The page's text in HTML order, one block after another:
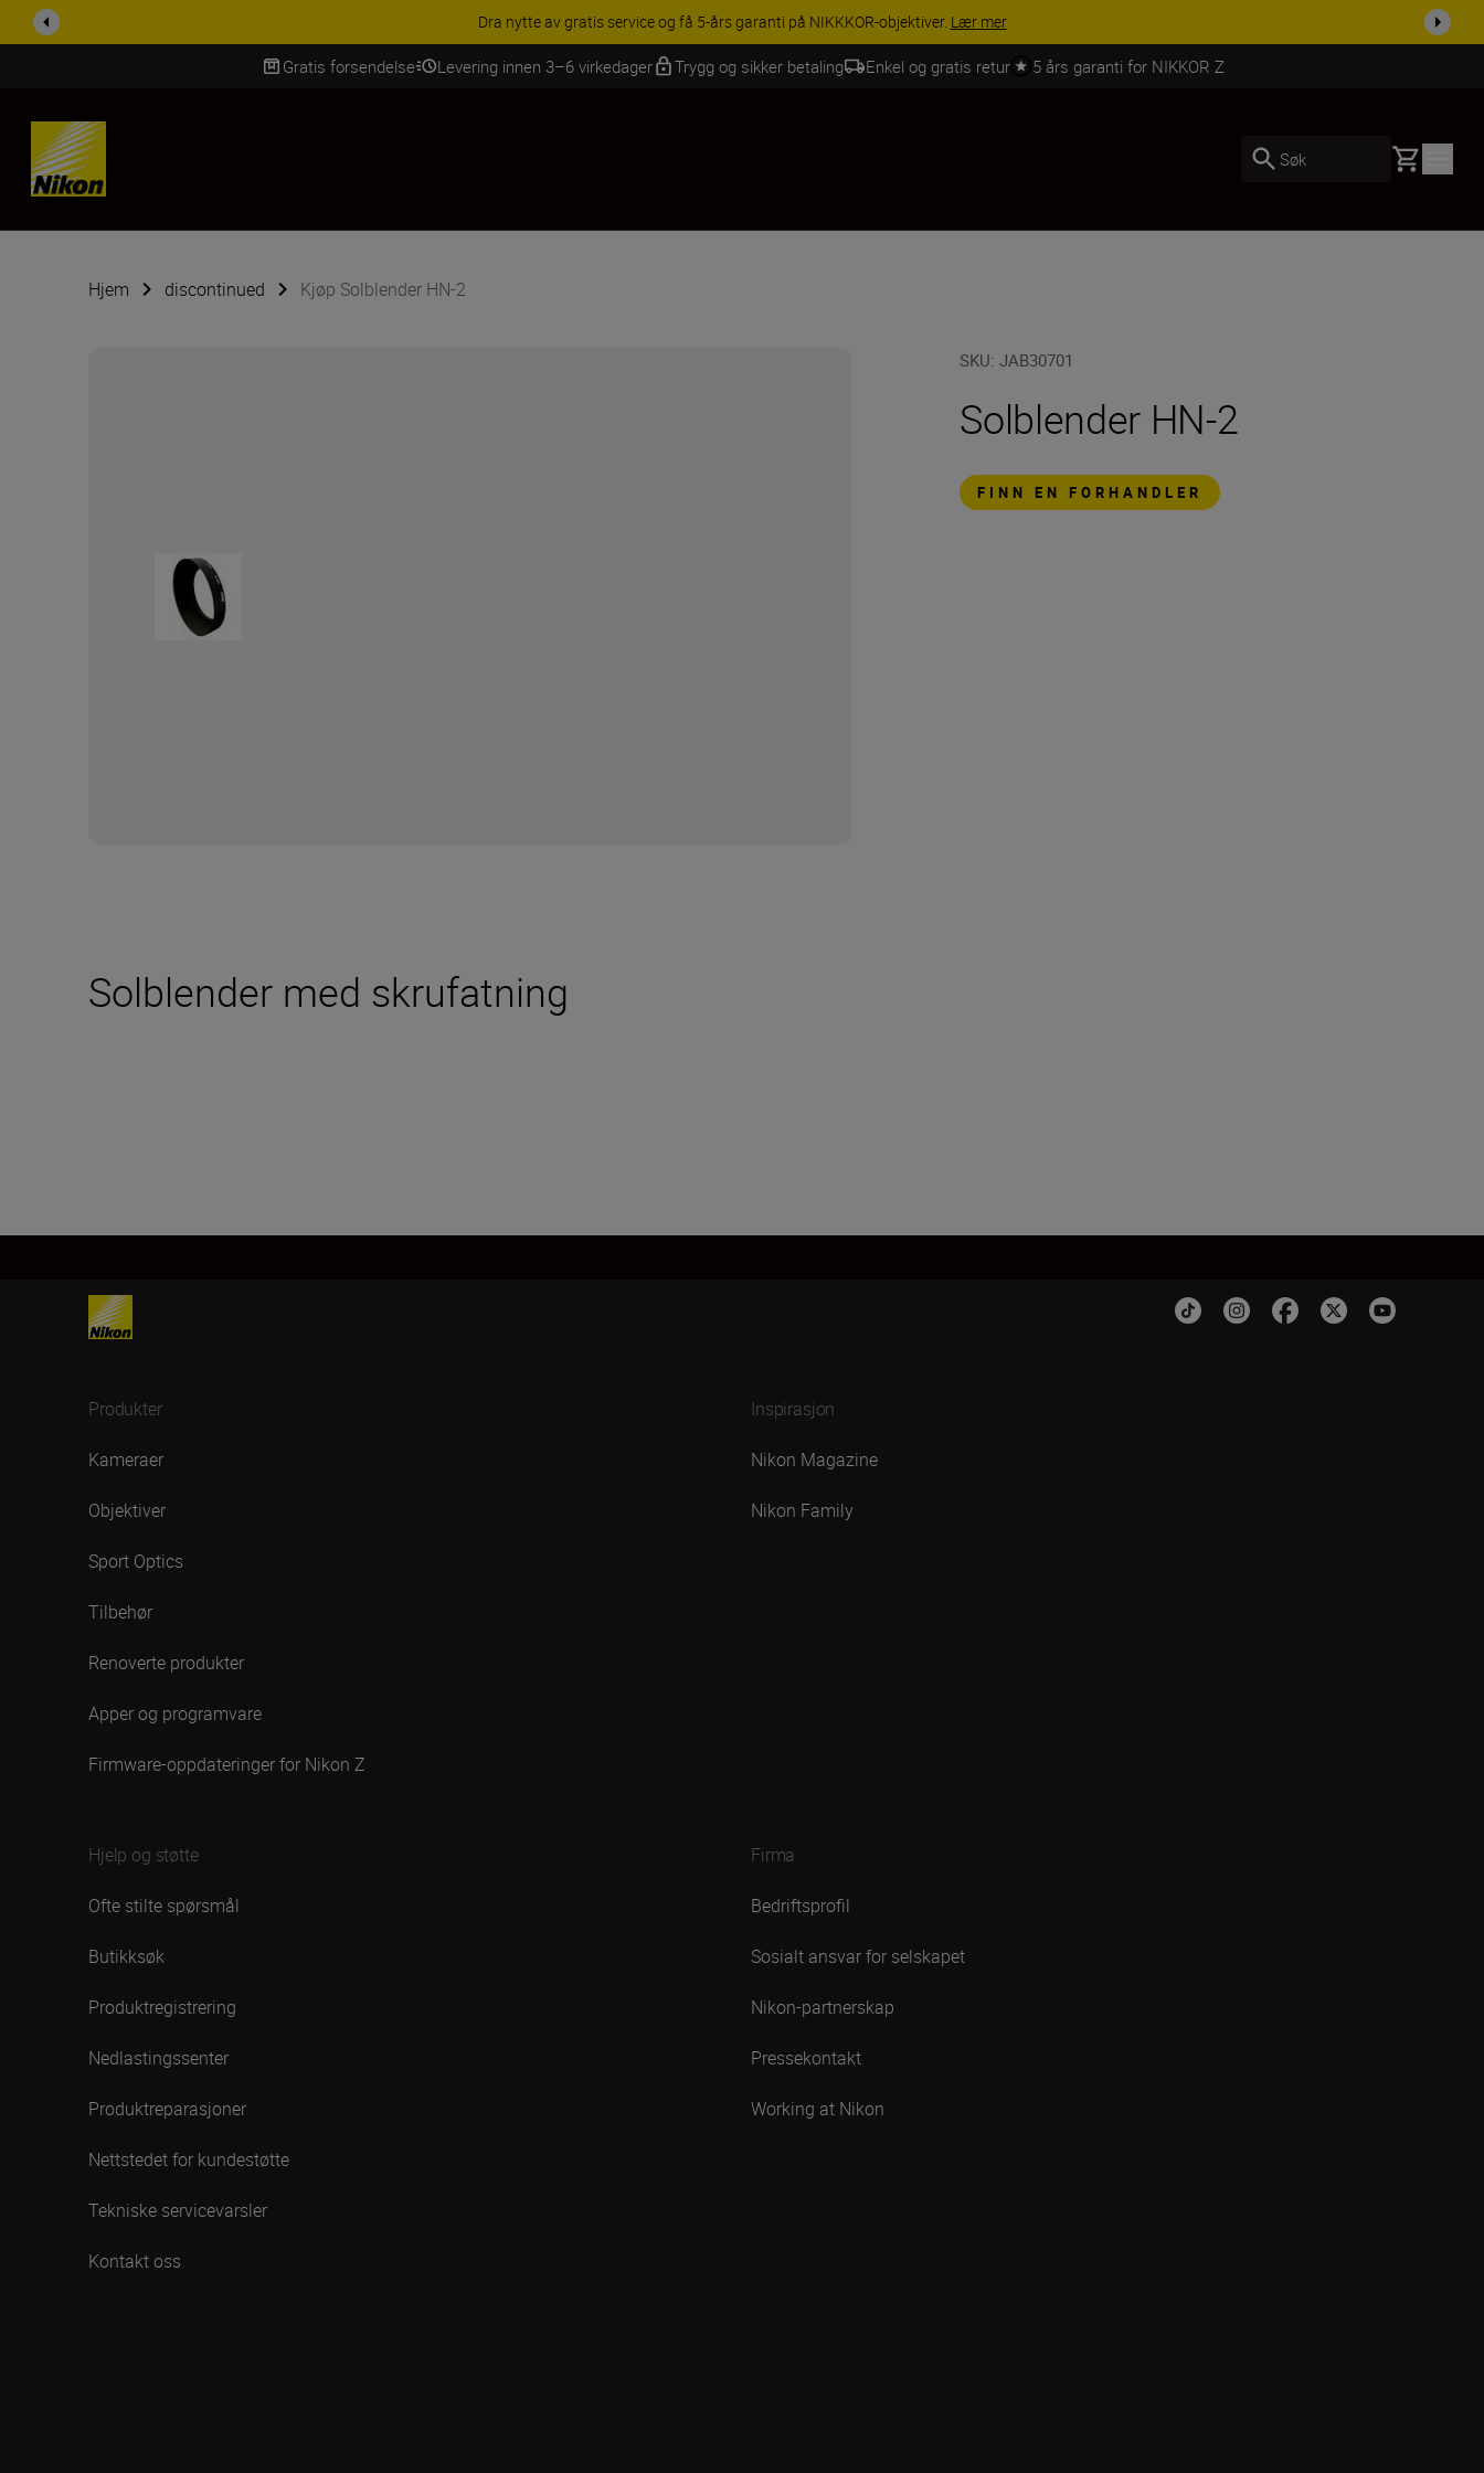
Dra nytte av gratis service og få 5-års garanti på NIKKKOR-objektiver. Lær mer
Gratis forsendelse Levering innen 3–6 virkedager Trygg og sikker betaling Enkel og gratis retur 5 års garanti for NIKKOR Z
Skip Content
Søk Basket
Hjem discontinued Kjøp Solblender HN-2
SKU:JAB30701
Solblender HN-2
FINN EN FORHANDLER
Solblender med skrufatning
Produkter
Kameraer
Objektiver
Sport Optics
Tilbehør
Renoverte produkter
Apper og programvare
Firmware-oppdateringer for Nikon Z
Inspirasjon
Nikon Magazine
Nikon Family
Hjelp og støtte
Ofte stilte spørsmål
Butikksøk
Produktregistrering
Nedlastingssenter
Produktreparasjoner
Nettstedet for kundestøtte
Tekniske servicevarsler
Kontakt oss
Firma
Bedriftsprofil
Sosialt ansvar for selskapet
Nikon-partnerskap
Pressekontakt
Working at Nikon